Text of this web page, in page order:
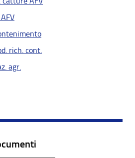
rich. cont.
agr.